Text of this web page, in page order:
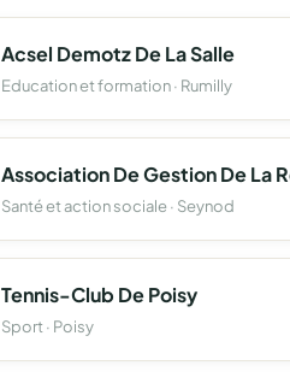
Acsel Demotz De La Salle
Education et formation · Rumilly
Santé et action sociale · Seynod
Tennis-Club De Poisy
Sport · Poisy